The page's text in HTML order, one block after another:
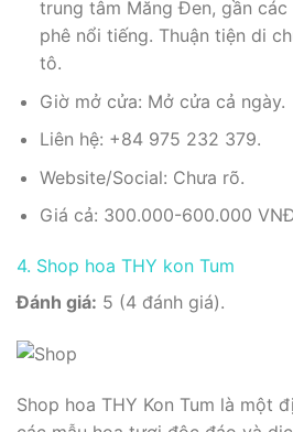
trung tâm Măng Đen, gần
phê nổi tiếng. Thuận tiện di
tô.
Giờ mở cửa: Mở cửa cả ngày.
Liên hệ: +84 975 232 379.
Website/Social: Chưa rõ.
Giá cả: 300.000-600.000
4. Shop hoa THY kon Tum
Đánh giá: 5 (4 đánh giá).
Shop hoa THY Kon Tum là một